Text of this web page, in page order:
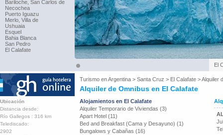
Bariloche, San Carlos de
Necochea
Puerto Iguazu
Merlo, Villa de
Ushuaia
Esquel
Bahia Blanca
San Pedro
El Calafate
El
Turismo enArgentina > Santa Cruz > El Calafate >Alquiler
Alquiler de Omnibus en El Calafate
Ubicación
Distancia desde:
Río Gallegos : 316 km
Telediscado:
2902
Alojamientos en El Calafate
Alquiler Temporario de Viviendas (3)
Apart Hotel (11)
Bed and Breakfast (Cama y Desayuno) (1)
Bungalows y Cabañas (16)